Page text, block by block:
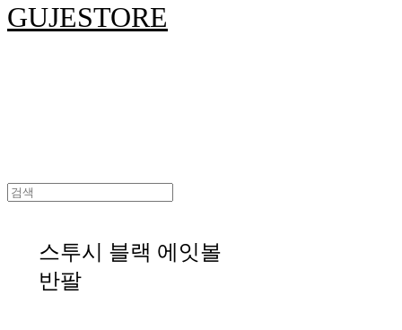
GUJESTORE
스투시 블랙 에잇볼
반팔